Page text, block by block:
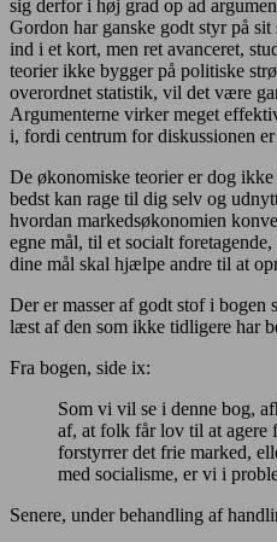
sig derfor i høj grad op ad
Gordon har ganske godt styr på
ind i et kort, men ret avanceret,
teorier ikke bygger på politiske
overordnet statistik, vil det være
Argumenterne virker meget
i, fordi centrum for diskussionen
De økonomiske teorier er dog
bedst kan rage til dig selv og
hvordan markedsøkonomien
egne mål, til et socialt
dine mål skal hjælpe andre til at
Der er masser af godt stof i
læst af den som ikke tidligere har
Fra bogen, side ix:
Som vi vil se i denne bog,
af, at folk får lov til at
forstyrrer det frie marked,
med socialisme, er vi i
Senere, under behandling af